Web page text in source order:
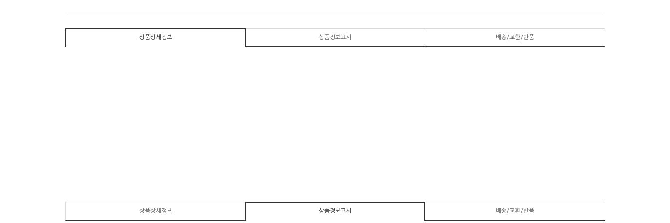
상품상세정보 상품정보고시 배송/교환/반품
상품상세정보 상품정보고시 배송/교환/반품